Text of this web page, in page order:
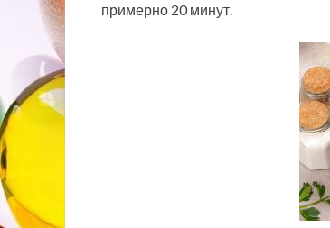
примерно 20 минут.